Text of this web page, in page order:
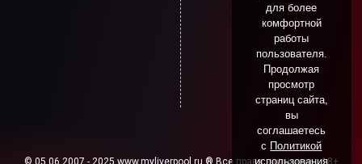
© 05.06.2007 - 2025 www.myliverpool.ru ® Все права защищены. 18+
для более
комфортной
работы
пользователя.
Продолжая
просмотр
страниц сайта,
вы
соглашаетесь
с Политикой
использования